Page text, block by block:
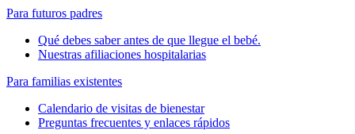
Para futuros padres
Qué debes saber antes de que llegue el bebé.
Nuestras afiliaciones hospitalarias
Para familias existentes
Calendario de visitas de bienestar
Preguntas frecuentes y enlaces rápidos